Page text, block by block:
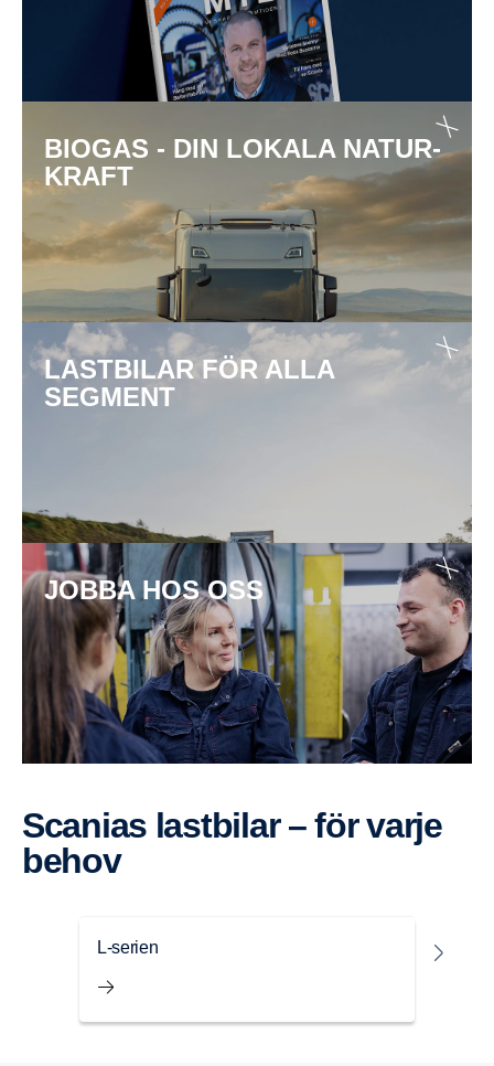
BIOGAS - DIN LOKALA NATUR­
KRAFT
LAST­BILAR FÖR ALLA
SEGMENT
JOBBA HOS OSS
Scanias lastbilar – för varje
behov
L-serien